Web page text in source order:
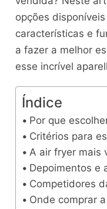
opções
características e
a fazer a melhor
esse incrível
Índice
Por que
Critérios para
A air fryer mais
Depoimentos e
Competidores
Onde comprar